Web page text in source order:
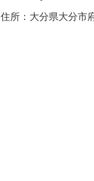
住所：大分県大分市